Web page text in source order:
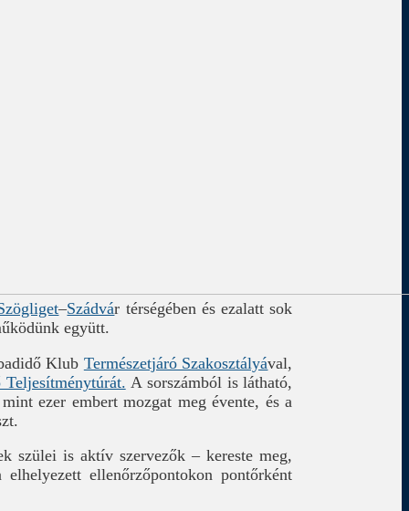
–Szádvár térségében és ezalatt sok
együtt.
Klub Természetjáró Szakosztályával,
A sorszámból is látható,
ezer embert mozgat meg évente, és a
szülei is aktív szervezők – kereste meg,
ellenőrzőpontokon pontőrként